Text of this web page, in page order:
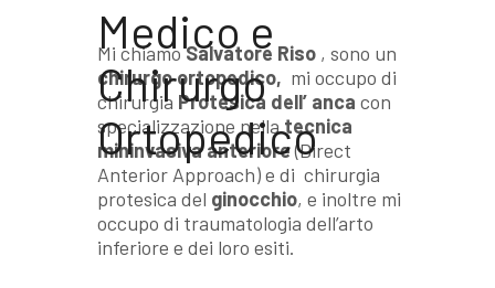
Medico e
Chirurgo
Ortopedico
Mi chiamoSalvatore Riso , sono un
chirurgo ortopedico, mi occupo di
chirurgia Protesica dell’ anca con
specializzazione nellatecnica
mininvasiva anteriore(Direct
Anterior Approach) e di chirurgia
protesica del ginocchio, e inoltre mi
occupo di traumatologia dell’arto
inferiore e dei loro esiti.